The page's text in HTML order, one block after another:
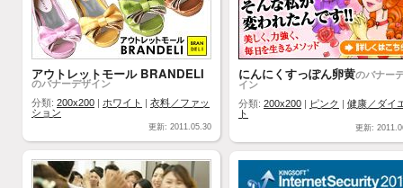
アウトレットモール BRANDELI
のバナーデザイン
分類: 200x200 ホワイト
衣料／ファッ
ション
更新: 2011.05.30
にんにくすっぽん卵黄のバナー
イン
分類: 200x200 ピンク
健康／ダイ
ト
更新: